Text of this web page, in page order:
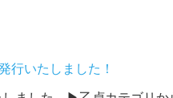
行いたしました！